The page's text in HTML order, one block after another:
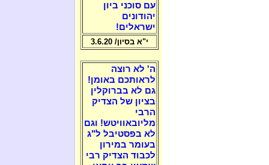
עם סוכני ביון
יהודונים
ישראלים!
י"א בסיון/ 3.6.20
ה' לא רוצה
לראותכם באומן!
גם לא בברוקלין
בציון של הצדיק
הרבי
מליובאוויטש! וגם
לא בפסטיבל ל"ג
בעומר במירון
לכבוד הצדיק רבי